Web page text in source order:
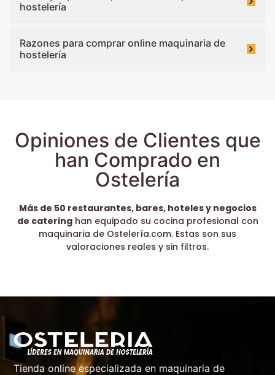
hostelería
Razones para comprar online maquinaria de
hostelería
Opiniones de Clientes que
han Comprado en
Ostelería
Más de 50 restaurantes, bares, hoteles y negocios
de cateringhan equipado su cocina profesional con
maquinaria de Ostelería.com. Estas son sus
valoraciones reales y sin filtros.
Tienda online especializada en maquinaria de